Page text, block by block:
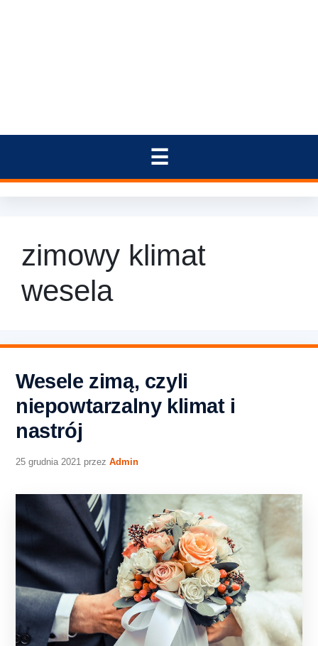
zimowy klimat
wesela
Wesele zimą, czyli
niepowtarzalny klimat i
nastrój
25 grudnia 2021 przez Admin